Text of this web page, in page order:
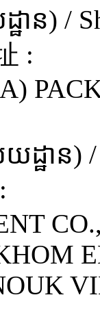
ឋាន) /
:
ឋាន) /